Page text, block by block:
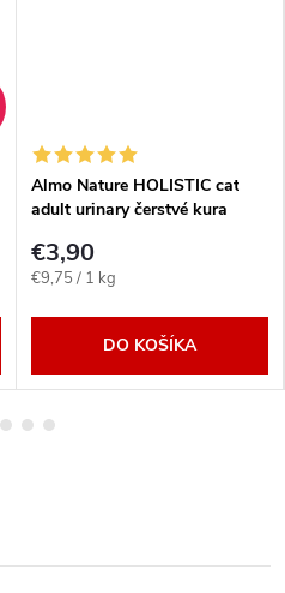
Almo Nature HOLISTIC cat
adult urinary čerstvé kura
€3,90
Jednotková
€9,75 / 1 kg
DO KOŠÍKA